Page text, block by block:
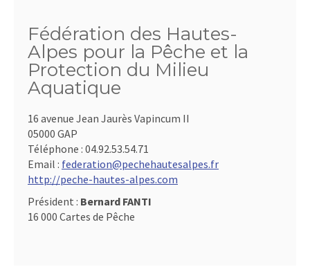
Fédération des Hautes-
Alpes pour la Pêche et la
Protection du Milieu
Aquatique
16 avenue Jean Jaurès Vapincum II
05000 GAP
Téléphone : 04.92.53.54.71
Email : federation@pechehautesalpes.fr
http://peche-hautes-alpes.com
Président : Bernard FANTI
16 000 Cartes de Pêche